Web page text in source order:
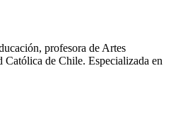
profesora de Artes
de Chile. Especializada en